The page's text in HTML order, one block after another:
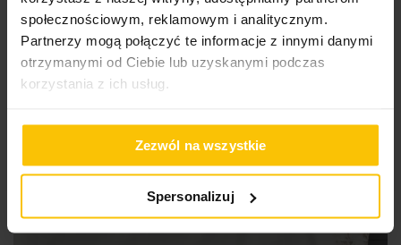
społecznościowym, reklamowym i analitycznym.
Partnerzy mogą połączyć te informacje z innymi danymi
otrzymanymi od Ciebie lub uzyskanymi podczas
korzystania z ich usług.
Zezwól na wszystkie
Spersonalizuj